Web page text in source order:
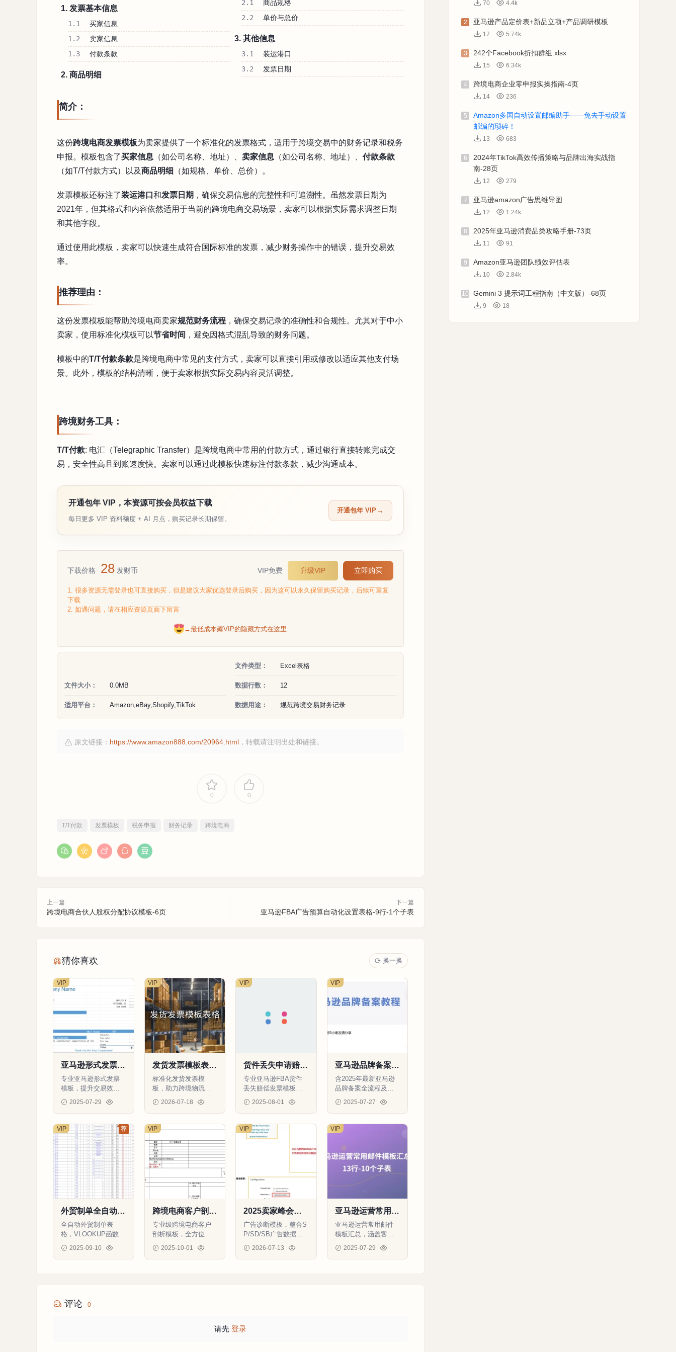
1. 发票基本信息
1.1
买家信息
1.2
卖家信息
1.3
付款条款
2. 商品明细
2.1
商品规格
2.2
单价与总价
3. 其他信息
3.1
装运港口
3.2
发票日期
简介：
这份跨境电商发票模板为卖家提供了一个标准化的发票格式，适用于跨境交易中的财务记录和税务
申报。模板包含了买家信息 （如公司名称、地址）、 卖家信息 （如公司名称、地址）、 付款条款
（如T/T付款方式）以及商品明细 （如规格、单价、总价）。
发票模板还标注了装运港口 和发票日期 ，确保交易信息的完整性和可追溯性。虽然发票日期为
2021年，但其格式和内容依然适用于当前的跨境电商交易场景，卖家可以根据实际需求调整日期
和其他字段。
通过使用此模板，卖家可以快速生成符合国际标准的发票，减少财务操作中的错误，提升交易效
率。
推荐理由：
这份发票模板能帮助跨境电商卖家规范财务流程 ，确保交易记录的准确性和合规性。尤其对于中小
卖家，使用标准化模板可以节省时间 ，避免因格式混乱导致的财务问题。
模板中的T/T付款条款是跨境电商中常见的支付方式，卖家可以直接引用或修改以适应其他支付场
景。此外，模板的结构清晰，便于卖家根据实际交易内容灵活调整。
跨境财务工具：
T/T付款: 电汇（Telegraphic Transfer）是跨境电商中常用的付款方式，通过银行直接转账完成交
易，安全性高且到账速度快。卖家可以通过此模板快速标注付款条款，减少沟通成本。
开通包年 VIP，本资源可按会员权益下载
每日更多 VIP 资料额度 + AI 月点，购买记录长期保留。
开通包年 VIP
下载价格 28 发财币 VIP免费 升级VIP 立即购买
1. 很多资源无需登录也可直接购买，但是建议大家优选登录后购买，因为这可以永久保留购买记录，后续可重复
下载
2. 如遇问题，请在相应资源页面下留言
→最低成本薅VIP的隐藏方式在这里
文件类型： Excel表格
文件大小： 0.0MB 数据行数： 12
适用平台： Amazon,eBay,Shopify,TikTok 数据用途： 规范跨境交易财务记录
原文链接： https://www.amazon888.com/20964.html ，转载请注明出处和链接。
0 0
T/T付款 发票模板 税务申报 财务记录 跨境电商
上一篇
跨境电商合伙人股权分配协议模板-6页
下一篇
亚马逊FBA广告预算自动化设置表格-9行-1个子表
猜你喜欢 换一换
亚马逊形式发票模
板2-21行-1个子表
专业亚马逊形式发票
模板，提升交易效率
和客户信任度，适用
于跨境电商卖家。
2025-07-29
VIP
发货发票模板表
格-24行-1个子表
标准化发货发票模
板，助力跨境物流与
财务高效管理
2026-07-18
VIP
货件丢失申请赔偿
发票模板-31行-1
个子表
专业亚马逊FBA货件
丢失赔偿发票模板，
包含完整商业发票要
素和加拿大YYZ4仓库
2025-08-01
VIP
亚马逊品牌备案全
流程指南（含发票
模板）-8页
含2025年最新亚马逊
品牌备案全流程及高
通过率发票模板，3天
快速过审
2025-07-27
VIP
外贸制单全自动查
询表格_VLOOKU
P英文大写函数_
板-1512行-11个子
表
全自动外贸制单表
格，VLOOKUP函数自
动生成合同发票箱
单，支持多规格混装
2025-09-10
VIP 荐
跨境电商客户剖析
表模板-123行-3个
子表
专业级跨境电商客户
剖析模板，全方位分
析客户需求和采购行
为，提升销售转化率
2025-10-01
VIP
2025卖家峰会广
告诊断模板V1.13.
1-8586行-9个子表
广告诊断模板，整合S
P/SD/SB广告数据与
库存信息，提升广告
分析效率
2026-07-13
VIP
亚马逊运营常用邮
件模板汇总-513
行-10个子表
亚马逊运营常用邮件
模板汇总，涵盖客户
沟通、账户申诉、差
评处理等全场景，助
2025-07-29
VIP
评论 0
请先 登录
70 4.4k
2 亚马逊产品定价表+新品立项+产品调研模板
17 5.74k
3 242个Facebook折扣群组.xlsx
15 6.34k
4 跨境电商企业零申报实操指南-4页
14 236
5
Amazon多国自动设置邮编助手——免去手动设置
邮编的琐碎！
13 683
6
2024年TikTok高效传播策略与品牌出海实战指
南-28页
12 279
7 亚马逊amazon广告思维导图
12 1.24k
8 2025年亚马逊消费品类攻略手册-73页
11 91
9 Amazon亚马逊团队绩效评估表
10 2.84k
10 Gemini 3 提示词工程指南（中文版）-68页
9 18